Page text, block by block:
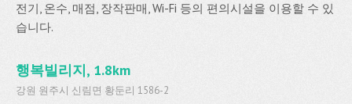
전기, 온수, 매점, 장작판매, Wi-Fi 등의 편의시설을 이용할 수 있
습니다.
행복빌리지, 1.8km
강원 원주시 신림면 황둔리 1586-2